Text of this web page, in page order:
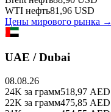
WTI нефть81,96 USD
Цены мирового рынка →
UAE / Dubai
08.08.26
24K за грамм518,97 AED
22K за грамм475,85 AED